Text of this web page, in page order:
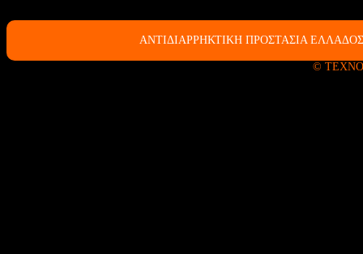
ΑΝΤΙΔΙΑΡΡΗΚΤΙΚΗ ΠΡΟΣΤΑΣΙΑ
©